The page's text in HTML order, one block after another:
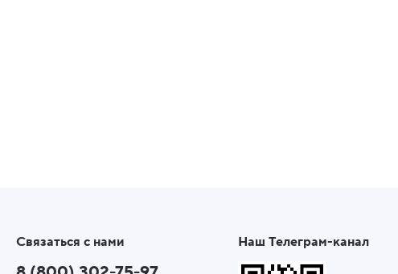
Связаться с нами Наш Телеграм-канал